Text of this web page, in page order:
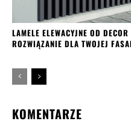
LAMELE ELEWACYJNE OD
ROZWIĄZANIE DLA TWOJEJ
KOMENTARZE